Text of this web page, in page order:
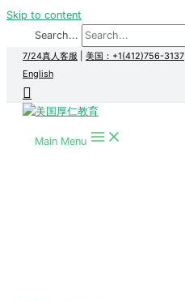
Skip to content
Search...
7/24真人客服 美国：+1(412)756-3137
English
Main Menu